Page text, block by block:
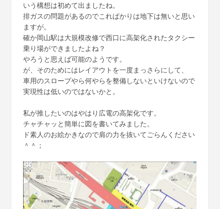
いう構想は初めて出ましたね。
排ガスの問題があるのでこればかりは地下は無いと思い
ますが。
確か岡山駅は大規模改修で西口に高架化されたタクシー
乗り場ができましたよね？
やろうと思えば可能のようです。
が、そのためにはレイアウトを一度まっさらにして、
車用のスロープやら何やらを整備しないといけないので
実現性は低いのではないかと。
私が推したいのはやはり広電の高架化です。
チャチャッと簡単に図を書いてみました。
ド素人のお絵かきなので肩の力を抜いてごらんください
＾＾；